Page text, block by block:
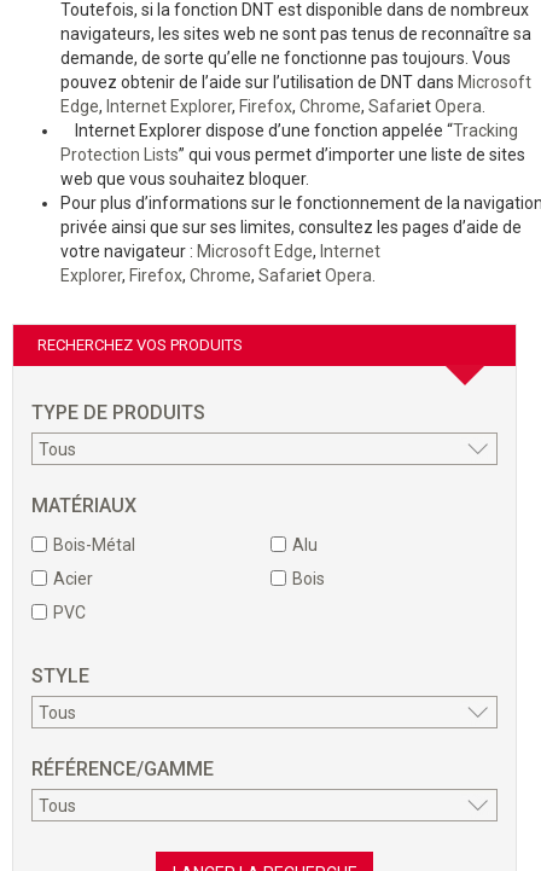
RECHERCHEZ VOS PRODUITS
TYPE DE PRODUITS
MATÉRIAUX
Bois-Métal
Alu
Acier
Bois
PVC
STYLE
RÉFÉRENCE/GAMME
Toutefois, si la fonction DNT est disponible dans de nombreux
navigateurs, les sites web ne sont pas tenus de reconnaître sa
demande, de sorte qu’elle ne fonctionne pas toujours. Vous
pouvez obtenir de l’aide sur l’utilisation de DNT dans Microsoft
Edge, Internet Explorer, Firefox, Chrome, SafarietOpera
Internet Explorer dispose d’une fonction appelée “Tracking
Protection Lists” qui vous permet d’importer une liste de sites
web que vous souhaitez bloquer.
Pour plus d’informations sur le fonctionnement de la navigation
privée ainsi que sur ses limites, consultez les pages d’aide de
votre navigateur : Microsoft Edge, Internet
Explorer, Firefox, Chrome, SafarietOpera